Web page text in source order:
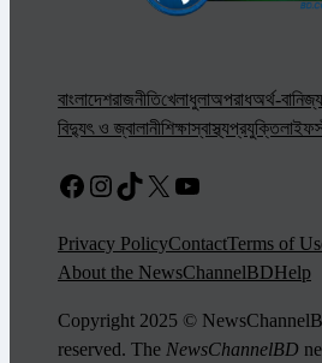
বাংলাদেশরাজনীতিখেলাধুলাঅপরাধঅর্থ-বানিজ্য
বিদ্যুৎ ও জ্বালানীশিক্ষাস্বাস্থ্যপ্রযুক্তি
Facebook
Instagram
TikTok
X YouTube
Privacy PolicyContactTerms of
About the NewsChannelBDHelp
Copyright 2025 ©
reserved. The NewsChannelBD